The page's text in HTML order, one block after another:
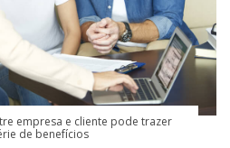
empresa e cliente pode trazer
de benefícios